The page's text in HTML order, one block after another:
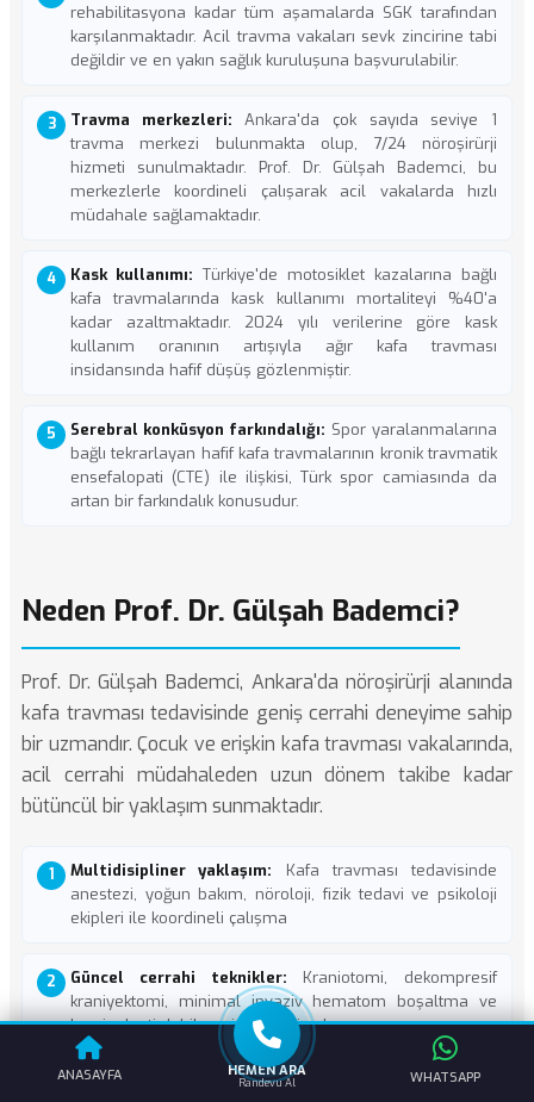
rehabilitasyona kadar tüm aşamalarda SGK tarafından
karşılanmaktadır. Acil travma vakaları sevk zincirine tabi
değildir ve en yakın sağlık kuruluşuna başvurulabilir.
Travma merkezleri: Ankara'da çok sayıda seviye 1
travma merkezi bulunmakta olup, 7/24 nöroşirürji
hizmeti sunulmaktadır. Prof. Dr. Gülşah Bademci, bu
merkezlerle koordineli çalışarak acil vakalarda hızlı
müdahale sağlamaktadır.
Kask kullanımı: Türkiye'de motosiklet kazalarına bağlı
kafa travmalarında kask kullanımı mortaliteyi %40'a
kadar azaltmaktadır. 2024 yılı verilerine göre kask
kullanım oranının artışıyla ağır kafa travması
insidansında hafif düşüş gözlenmiştir.
Serebral konküsyon farkındalığı: Spor yaralanmalarına
bağlı tekrarlayan hafif kafa travmalarının kronik travmatik
ensefalopati (CTE) ile ilişkisi, Türk spor camiasında da
artan bir farkındalık konusudur.
Neden Prof. Dr. Gülşah Bademci?
Prof. Dr. Gülşah Bademci, Ankara'da nöroşirürji alanında
kafa travması tedavisinde geniş cerrahi deneyime sahip
bir uzmandır. Çocuk ve erişkin kafa travması vakalarında,
acil cerrahi müdahaleden uzun dönem takibe kadar
bütüncül bir yaklaşım sunmaktadır.
Multidisipliner yaklaşım: Kafa travması tedavisinde
anestezi, yoğun bakım, nöroloji, fizik tedavi ve psikoloji
ekipleri ile koordineli çalışma
Güncel cerrahi teknikler: Kraniotomi, dekompresif
kraniyektomi, minimal invaziv hematom boşaltma ve
kranioplastidahil geniş cerrahi yelpaze
Pediatrik uzmanlık:
Çocuklarda kafa travmasının özel
ANASAYFA HEMEN ARA
Randevu Al WHATSAPP